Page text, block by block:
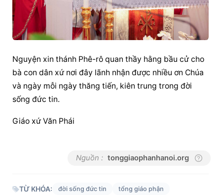
Nguyện xin thánh Phê-rô quan thầy hằng bầu cử cho
bà con dân xứ nơi đây lãnh nhận được nhiều ơn Chúa
và ngày mỗi ngày thăng tiến, kiên trung trong đời
sống đức tin.
Giáo xứ Văn Phái
Nguồn : tonggiaophanhanoi.org
TỪ KHÓA: đời sống đức tin
tổng giáo phận